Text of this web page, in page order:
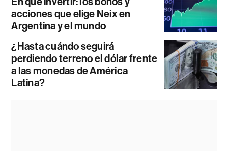
acciones que elige Neix en
Argentina y el mundo
¿Hasta cuándo seguirá
perdiendo terreno el dólar frente
a las monedas de América
Latina?